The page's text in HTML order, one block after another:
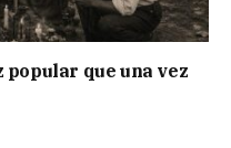
que una vez